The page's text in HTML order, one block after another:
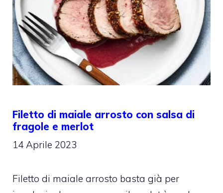
Filetto di maiale arrosto con salsa di
fragole e merlot
14 Aprile 2023
Filetto di maiale arrosto basta già per